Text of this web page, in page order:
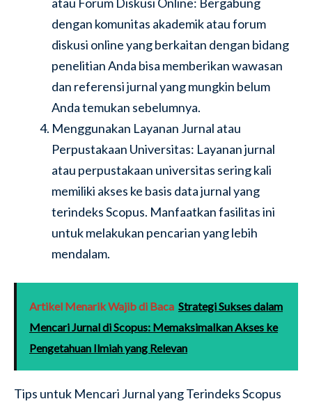
dengan komunitas akademik atau forum
diskusi online yang berkaitan dengan bidang
penelitian Anda bisa memberikan wawasan
dan referensi jurnal yang mungkin belum
Anda temukan sebelumnya.
Menggunakan Layanan Jurnal atau
Perpustakaan Universitas: Layanan jurnal
atau perpustakaan universitas sering kali
memiliki akses ke basis data jurnal yang
terindeks Scopus. Manfaatkan fasilitas ini
untuk melakukan pencarian yang lebih
mendalam.
Artikel Menarik Wajib di Baca Strategi Sukses dalam
Mencari Jurnal di Scopus: Memaksimalkan Akses ke
Pengetahuan Ilmiah yang Relevan
Tips untuk Mencari Jurnal yang Terindeks Scopus